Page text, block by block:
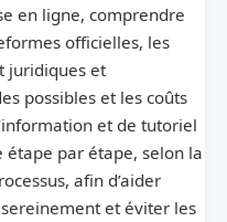
en ligne, comprendre
officielles, les
juridiques et
possibles et les coûts
et de tutoriel
étape par étape, selon la
afin d’aider
et éviter les